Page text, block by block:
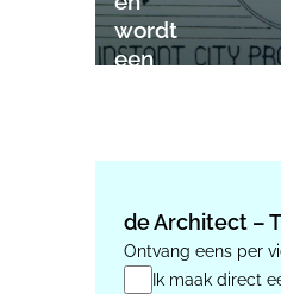
wordt
een
de Architect –
Ontvang eens per
Ik maak direct